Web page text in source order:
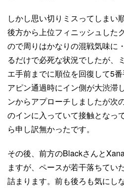
しかし思い切りミスってしまい
後方から上位フィニッシュした
ので周りはかなりの混戦気味に
るだけで必死な状況でしたが、
エ手前までに順位を回復して5
アピン通過時にイン側が大渋滞
ンからアプローチしましたが次
のインに入っていて接触となっ
ら申し訳無かったです。
その後、前方のBlackさんと
ますが、ペースが若干落ちてい
詰まります。前も後ろも気にし